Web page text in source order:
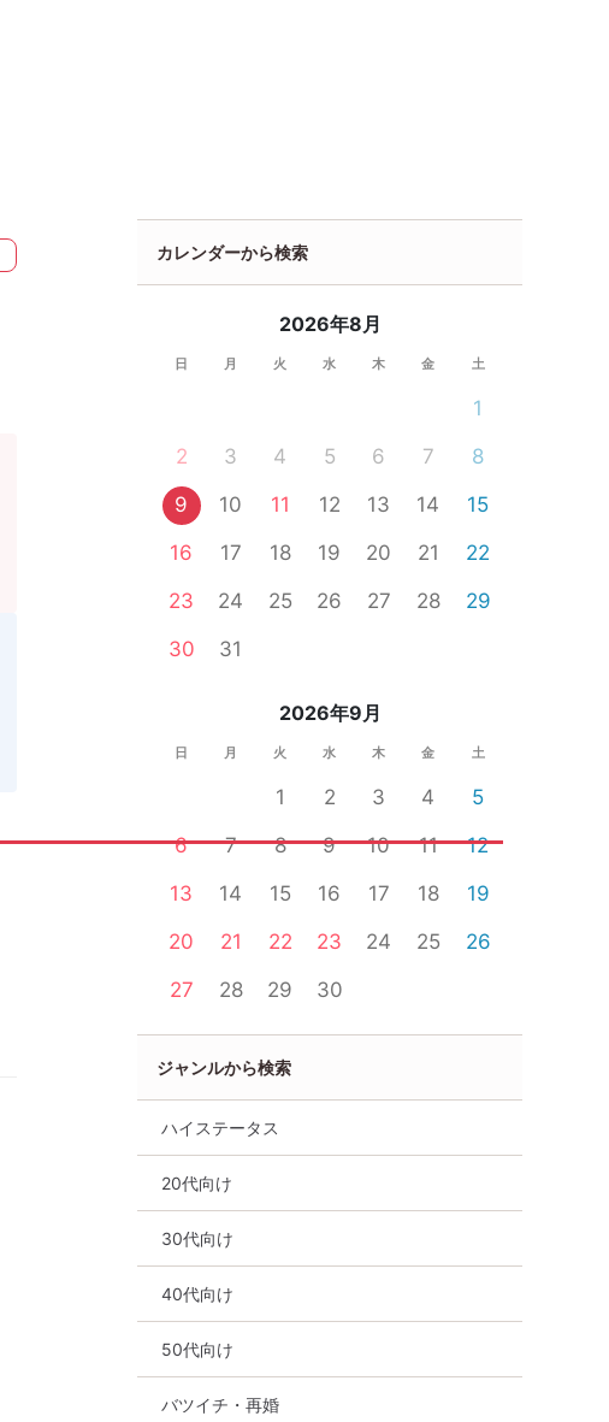
カレンダーから検索
2026年8月
日 月 火 水 木 金 土
1
2
3 4 5 6 7
8
9
10 11 12 13 14
15
16
17 18 19 20 21
22
23
24 25 26 27 28
29
30
31
2026年9月
日 月 火 水 木 金 土
1 2 3 4
5
6
7 8 9 10 11
12
13
14 15 16 17 18
19
20
21 22 23 24 25
26
27
28 29 30
ジャンルから検索
ハイステータス
20代向け
30代向け
40代向け
50代向け
バツイチ・再婚